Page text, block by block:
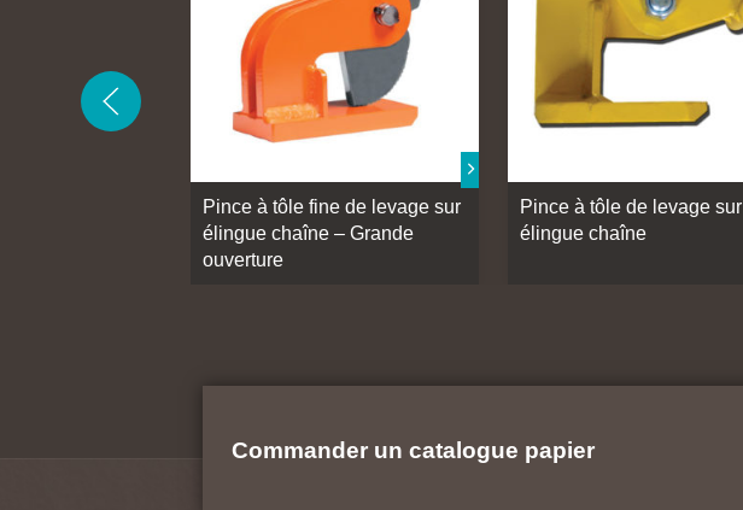
Pince à tôle fine de levage sur
élingue chaîne – Grande
ouverture
Pince à tôle de levage sur
élingue chaîne
Commander un catalogue papier